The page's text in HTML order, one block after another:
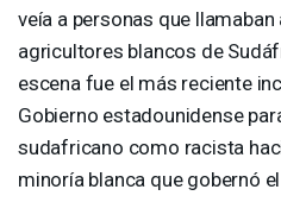
veía a personas que
agricultores blancos de
escena fue el más reciente
Gobierno estadounidense
sudafricano como racista
minoría blanca que gobernó